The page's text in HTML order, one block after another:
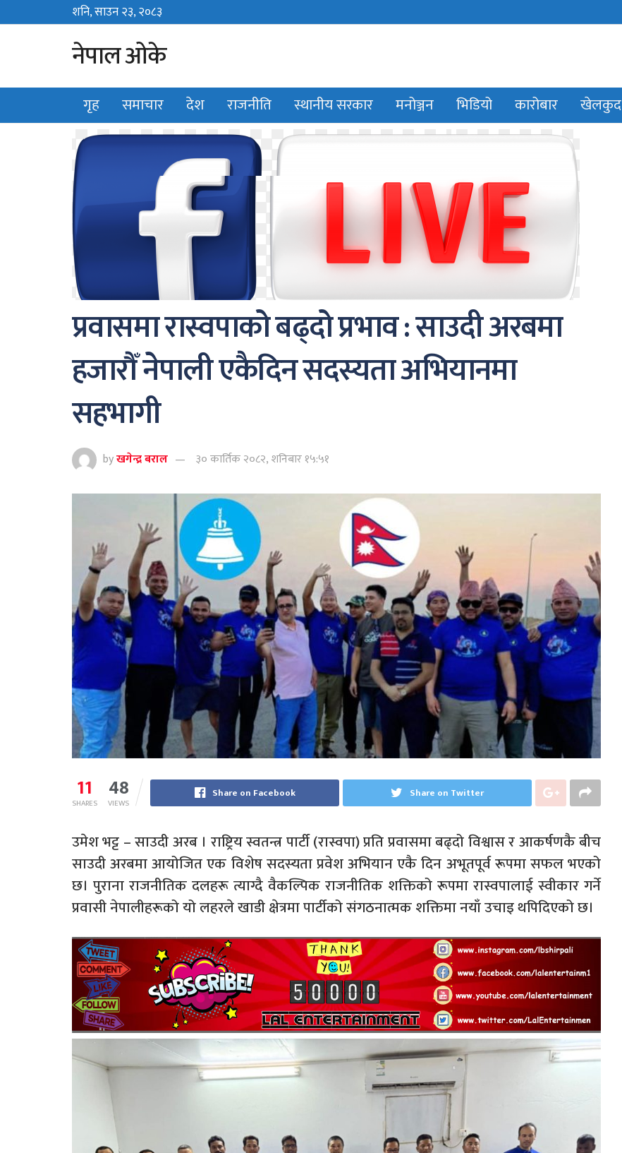
शनि, साउन २३, २०८३
नेपाल ओके
गृह समाचार देश राजनीति स्थानीय सरकार मनोञ्जन भिडियो कारोबार खेलकुद
प्रवासमा रास्वपाको बढ्दो प्रभाव : साउदी अरबमा
हजारौँ नेपाली एकैदिन सदस्यता अभियानमा
सहभागी
byखगेन्द्र बराल ३० कार्तिक २०८२, शनिबार १५:५१
11
SHARES 48
VIEWS
Share on Facebook Share on Twitter
उमेश भट्ट – साउदी अरब । राष्ट्रिय स्वतन्त्र पार्टी (रास्वपा) प्रति प्रवासमा बढ्दो विश्वास र आकर्षणकै बीच
साउदी अरबमा आयोजित एक विशेष सदस्यता प्रवेश अभियान एकै दिन अभूतपूर्व रूपमा सफल भएको
छ। पुराना राजनीतिक दलहरू त्याग्दै वैकल्पिक राजनीतिक शक्तिको रूपमा रास्वपालाई स्वीकार गर्ने
प्रवासी नेपालीहरूको यो लहरले खाडी क्षेत्रमा पार्टीको संगठनात्मक शक्तिमा नयाँ उचाइ थपिदिएको छ।